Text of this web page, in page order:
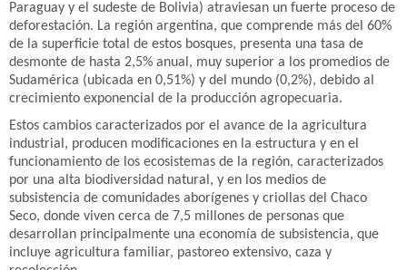
Paraguay y el sudeste de Bolivia) atraviesan un fuerte proceso de
deforestación. La región argentina, que comprende más del 60%
de la superficie total de estos bosques, presenta una tasa de
desmonte de hasta 2,5% anual, muy superior a los promedios de
Sudamérica (ubicada en 0,51%) y del mundo (0,2%), debido al
crecimiento exponencial de la producción agropecuaria.
Estos cambios caracterizados por el avance de la agricultura
industrial, producen modificaciones en la estructura y en el
funcionamiento de los ecosistemas de la región, caracterizados
por una alta biodiversidad natural, y en los medios de
subsistencia de comunidades aborígenes y criollas del Chaco
Seco, donde viven cerca de 7,5 millones de personas que
desarrollan principalmente una economía de subsistencia, que
incluye agricultura familiar, pastoreo extensivo, caza y